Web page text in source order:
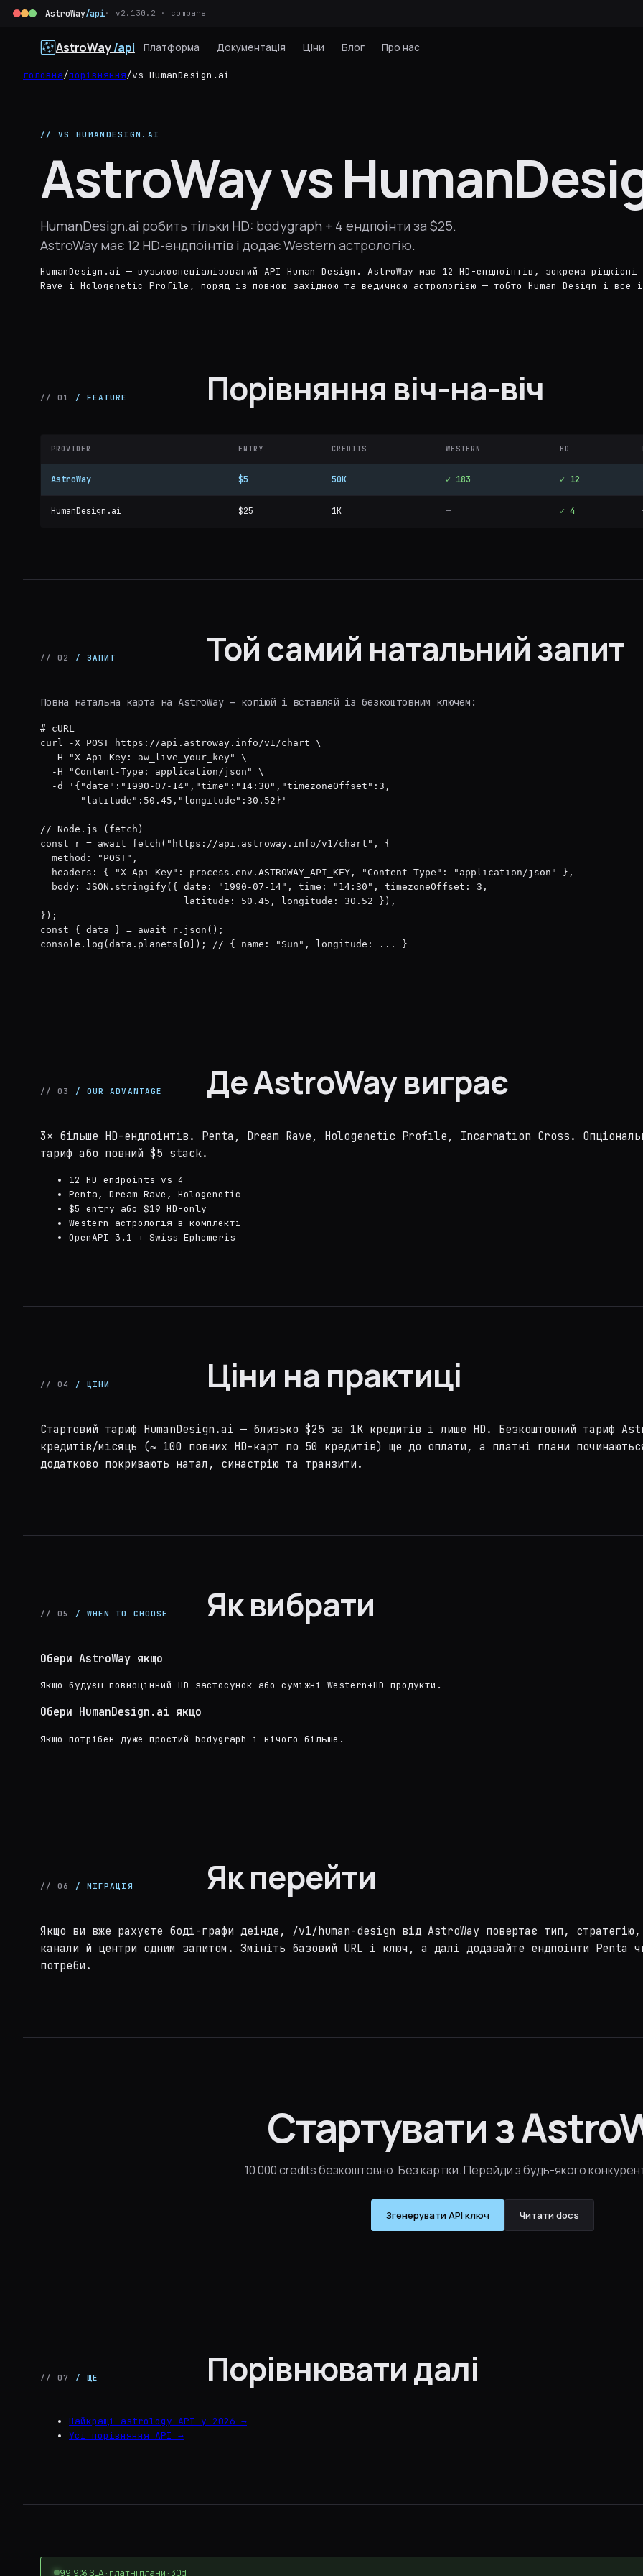
AstroWay/api v2.130.2 · compare
AstroWay/api Платформа Документація Ціни Блог Про нас
головна/порівняння/vs HumanDesign.ai
// VS HUMANDESIGN.AI
AstroWay vs
HumanDesign.ai робить тільки HD: bodygraph + 4 ендпоінти за $25.
AstroWay має 12 HD-ендпоінтів і додає Western астрологію.
HumanDesign.ai — вузькоспеціалізований API Human Design. AstroWay має 12 HD-ендпоінтів, зокрема
Rave і Hologenetic Profile, поряд із повною західною та ведичною астрологією — тобто Human Design і все
// 01 / FEATURE Порівняння віч-на-віч
PROVIDER ENTRY CREDITS WESTERN HD
AstroWay $5 50K ✓ 183 ✓ 12
HumanDesign.ai $25 1K — ✓ 4
// 02 / ЗАПИТ Той самий натальний запит
Повна натальна карта на AstroWay — копіюй і вставляй із безкоштовним ключем:
# cURL
curl -X POST https://api.astroway.info/v1/chart \
  -H "X-Api-Key: aw_live_your_key" \
  -H "Content-Type: application/json" \
  -d '{"date":"1990-07-14","time":"14:30","timezoneOffset":3,
       "latitude":50.45,"longitude":30.52}'
// Node.js (fetch)
const r = await fetch("https://api.astroway.info/v1/chart", {
  method: "POST",
  headers: { "X-Api-Key": process.env.ASTROWAY_API_KEY, "Content-Type": "application/json" },
  body: JSON.stringify({ date: "1990-07-14", time: "14:30", timezoneOffset: 3,
                         latitude: 50.45, longitude: 30.52 }),
});
const { data } = await r.json();
console.log(data.planets[0]); // { name: "Sun", longitude: ... }
// 03 / OUR ADVANTAGE Де AstroWay виграє
3× більше HD-ендпоінтів. Penta, Dream Rave, Hologenetic Profile, Incarnation Cross.
тариф або повний $5 stack.
12 HD endpoints vs 4
Penta, Dream Rave, Hologenetic
$5 entry або $19 HD-only
Western астрологія в комплекті
OpenAPI 3.1 + Swiss Ephemeris
// 04 / ЦІНИ Ціни на практиці
Стартовий тариф HumanDesign.ai — близько $25 за 1K кредитів і лише HD. Безкоштовний тариф
кредитів/місяць (≈ 100 повних HD-карт по 50 кредитів) ще до оплати, а платні плани
додатково покривають натал, синастрію та транзити.
// 05 / WHEN TO CHOOSE Як вибрати
Обери AstroWay якщо
Якщо будуєш повноцінний HD-застосунок або суміжні Western+HD продукти.
Обери HumanDesign.ai якщо
Якщо потрібен дуже простий bodygraph і нічого більше.
// 06 / МІГРАЦІЯ Як перейти
Якщо ви вже рахуєте боді-графи деінде, /v1/human-design від AstroWay повертає тип,
канали й центри одним запитом. Змініть базовий URL і ключ, а далі додавайте ендпоінти Penta
потреби.
Стартувати з
10 000 credits безкоштовно. Без картки. Перейди з будь-якого
Згенерувати API ключ Читати docs
// 07 / ЩЕ Порівнювати далі
Найкращі astrology API у 2026 →
Усі порівняння API →
99.9% SLA · платні плани · 30d